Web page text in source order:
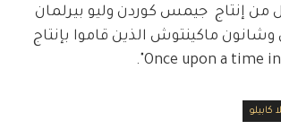
من إنتاج  جيمس كوردن وليو بيرلمان
وشانون ماكينتوش الذين قاموا بإنتاج
كابيلو